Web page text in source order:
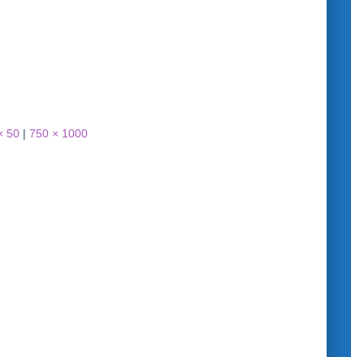
50 | 750 × 1000